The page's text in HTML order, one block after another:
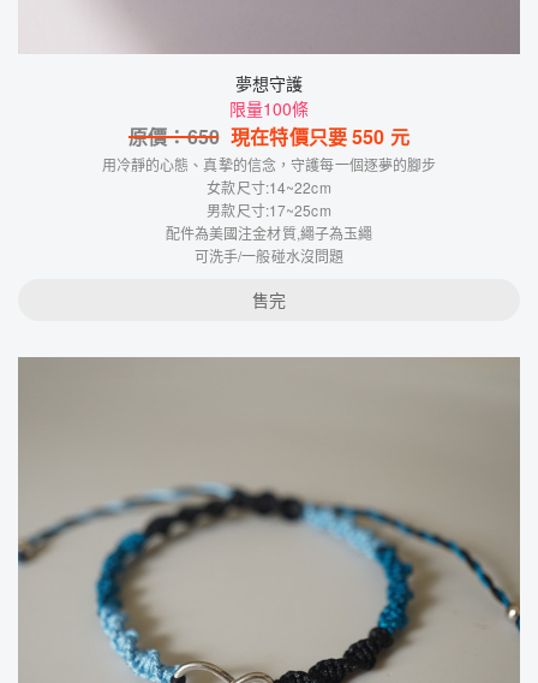
夢想守護
限量100條
原價：650 現在特價只要550 元
用冷靜的心態、真摯的信念，守護每一個逐夢的腳步
女款尺寸:14~22cm
男款尺寸:17~25cm
配件為美國注金材質,繩子為玉繩
可洗手/一般碰水沒問題
售完